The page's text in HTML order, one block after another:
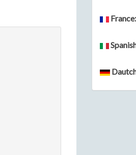
France: